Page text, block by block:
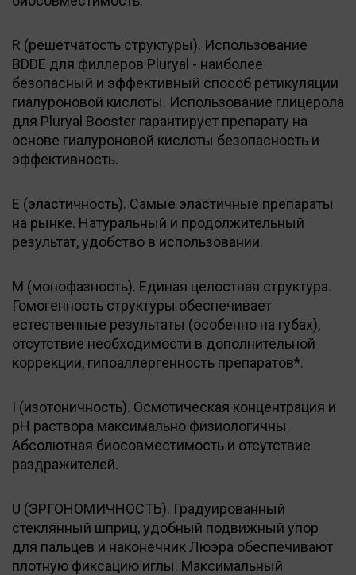
R (решетчатость структуры). Использование
BDDE для филлеров Pluryal - наиболее
безопасный и эффективный способ ретикуляции
гиалуроновой кислоты. Использование глицерола
для Pluryal Booster гарантирует препарату на
основе гиалуроновой кислоты безопасность и
эффективность.
E (эластичность). Самые эластичные препараты
на рынке. Натуральный и продолжительный
результат, удобство в использовании.
M (монофазность). Единая целостная структура.
Гомогенность структуры обеспечивает
естественные результаты (особенно на губах),
отсутствие необходимости в дополнительной
коррекции, гипоаллергенность препаратов*.
I (изотоничность). Осмотическая концентрация и
pH раствора максимально физиологичны.
Абсолютная биосовместимость и отсутствие
раздражителей.
U (ЭРГОНОМИЧНОСТЬ). Градуированный
стеклянный шприц, удобный подвижный упор
для пальцев и наконечник Люэра обеспечивают
плотную фиксацию иглы. Максимальный